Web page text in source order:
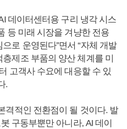
데이터센터용 구리 냉각 시스
등 미래 시장을 겨냥한 전용
로 운영된다”면서 “자체 개발
제조 부품의 양산 체계를 미
고객사 수요에 대응할 수 있
.
격적인 전환점이 될 것이다. 발
구동부뿐만 아니라, AI 데이